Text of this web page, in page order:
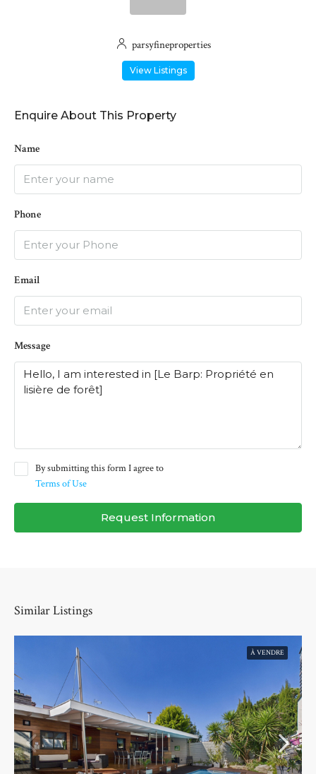
parsyfineproperties
View Listings
Enquire About This Property
Name
Phone
Email
Message
By submitting this form I agree to
Terms of Use
Request Information
Similar Listings
À VENDRE